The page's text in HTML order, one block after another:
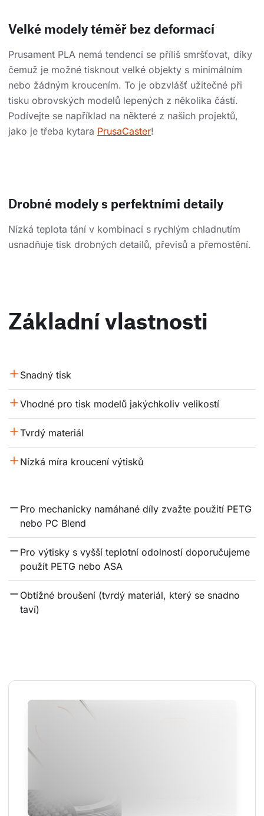
Velké modely téměř bez deformací
Prusament PLA nemá tendenci se příliš smršťovat, díky
čemuž je možné tisknout velké objekty s minimálním
nebo žádným kroucením. To je obzvlášť užitečné při
tisku obrovských modelů lepených z několika částí.
Podívejte se například na některé z našich projektů,
jako je třeba kytara PrusaCaster!
Drobné modely s perfektními detaily
Nízká teplota tání v kombinaci s rychlým chladnutím
usnadňuje tisk drobných detailů, převisů a přemostění.
Základní vlastnosti
Snadný tisk
Vhodné pro tisk modelů jakýchkoliv velikostí
Tvrdý materiál
Nízká míra kroucení výtisků
Pro mechanicky namáhané díly zvažte použití PETG
nebo PC Blend
Pro výtisky s vyšší teplotní odolností doporučujeme
použít PETG nebo ASA
Obtížné broušení (tvrdý materiál, který se snadno
taví)